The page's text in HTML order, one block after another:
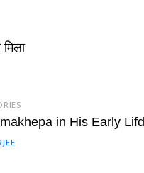
in His Early Lifd